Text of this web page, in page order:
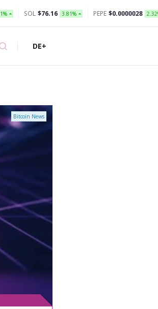
3.81% PEPE $0.0000028 2.32% SHIB
DE+
Bitcoin News